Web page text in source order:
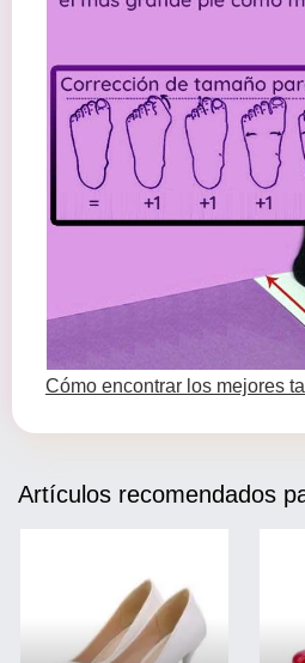
Cómo encontrar los mejores
Artículos recomendados